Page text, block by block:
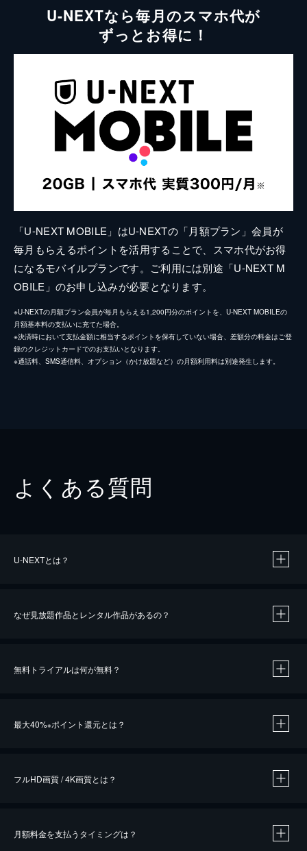
U-NEXTなら毎月のスマホ代が
ずっとお得に！
「U-NEXT MOBILE」はU-NEXTの「月額プラン」会員が
毎月もらえるポイントを活用することで、スマホ代がお得
になるモバイルプランです。ご利用には別途「U-NEXT M
OBILE」のお申し込みが必要となります。
※U-NEXTの月額プラン会員が毎月もらえる1,200円分のポイントを、U-NEXT MOBILEの
月額基本料の支払いに充てた場合。
※決済時において支払金額に相当するポイントを保有していない場合、差額分の料金はご登
録のクレジットカードでのお支払いとなります。
※通話料、SMS通信料、オプション（かけ放題など）の月額利用料は別途発生します。
よくある質問
U-NEXTとは？
なぜ見放題作品とレンタル作品があるの？
無料トライアルは何が無料？
最大40%※ポイント還元とは？
※40％ポイント還元の対象は、クレジットカード決済による作品の購入 / レンタルです。
フルHD画質 / 4K画質とは？
月額料金を支払うタイミングは？